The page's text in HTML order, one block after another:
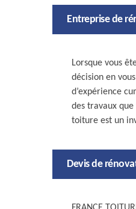
Entreprise de
Lorsque vous
décision en
d’expérience
des travaux
toiture est un
Devis de